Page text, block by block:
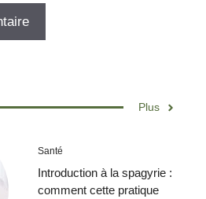
Plus
Santé
Introduction à la spagyrie :
comment cette pratique